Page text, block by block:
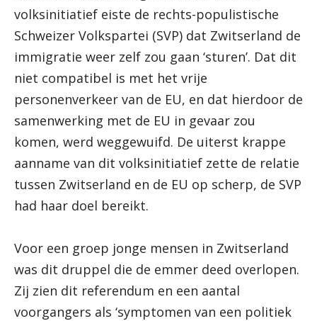
volksinitiatief eiste de rechts-populistische
Schweizer Volkspartei (SVP) dat Zwitserland de
immigratie weer zelf zou gaan ‘sturen’. Dat dit
niet compatibel is met het vrije
personenverkeer van de EU, en dat hierdoor de
samenwerking met de EU in gevaar zou
komen, werd weggewuifd. De uiterst krappe
aanname van dit volksinitiatief zette de relatie
tussen Zwitserland en de EU op scherp, de SVP
had haar doel bereikt.
Voor een groep jonge mensen in Zwitserland
was dit druppel die de emmer deed overlopen.
Zij zien dit referendum en een aantal
voorgangers als ‘symptomen van een politiek